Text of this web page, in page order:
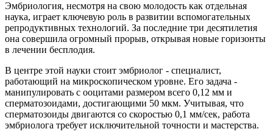
Эмбриология, несмотря на свою молодость как отдельная
наука, играет ключевую роль в развитии вспомогательных
репродуктивных технологий. За последние три десятилетия
она совершила огромный прорыв, открывая новые горизонты
в лечении бесплодия.
В центре этой науки стоит эмбриолог - специалист,
работающий на микроскопическом уровне. Его задача -
манипулировать с ооцитами размером всего 0,12 мм и
сперматозоидами, достигающими 50 мкм. Учитывая, что
сперматозоиды двигаются со скоростью 0,1 мм/сек, работа
эмбриолога требует исключительной точности и мастерства.